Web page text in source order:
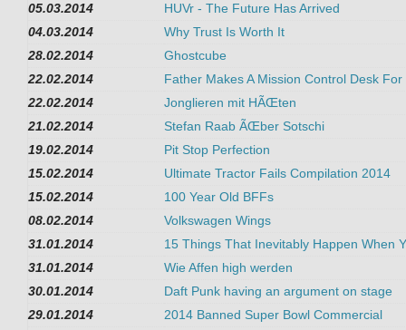
05.03.2014
HUVr - The Future Has Arrived
04.03.2014
Why Trust Is Worth It
28.02.2014
Ghostcube
22.02.2014
Father Makes A Mission Control Desk For
22.02.2014
Jonglieren mit HÃŒten
21.02.2014
Stefan Raab ÃŒber Sotschi
19.02.2014
Pit Stop Perfection
15.02.2014
Ultimate Tractor Fails Compilation 2014
15.02.2014
100 Year Old BFFs
08.02.2014
Volkswagen Wings
31.01.2014
15 Things That Inevitably Happen When
31.01.2014
Wie Affen high werden
30.01.2014
Daft Punk having an argument on stage
29.01.2014
2014 Banned Super Bowl Commercial